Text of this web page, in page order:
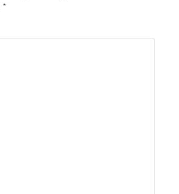
*